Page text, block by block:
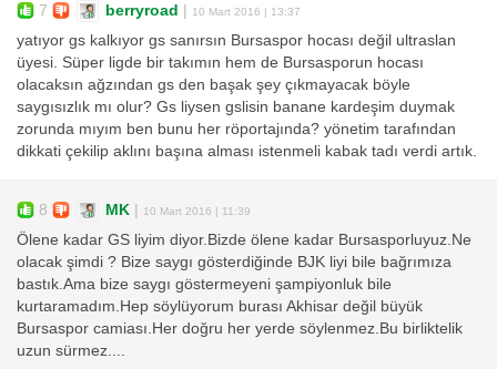
7 berryroad 10 Mart 2016 | 13:37
yatıyor gs kalkıyor gs sanırsın Bursaspor hocası değil ultraslan
üyesi. Süper ligde bir takımın hem de Bursasporun hocası
olacaksın ağzından gs den başak şey çıkmayacak böyle
saygısızlık mı olur? Gs liysen gslisin banane kardeşim duymak
zorunda mıyım ben bunu her röportajında? yönetim tarafından
dikkati çekilip aklını başına alması istenmeli kabak tadı verdi artık.
8 MK 10 Mart 2016 | 11:39
Ölene kadar GS liyim diyor.Bizde ölene kadar Bursasporluyuz.Ne
olacak şimdi ? Bize saygı gösterdiğinde BJK liyi bile bağrımıza
bastık.Ama bize saygı göstermeyeni şampiyonluk bile
kurtaramadım.Hep söylüyorum burası Akhisar değil büyük
Bursaspor camiası.Her doğru her yerde söylenmez.Bu birliktelik
uzun sürmez....